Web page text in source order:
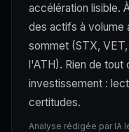
accélération lisible.
des actifs à volume
sommet (STX,
l'ATH). Rien de tout
investissement :
certitudes.
Analyse rédigée par IA